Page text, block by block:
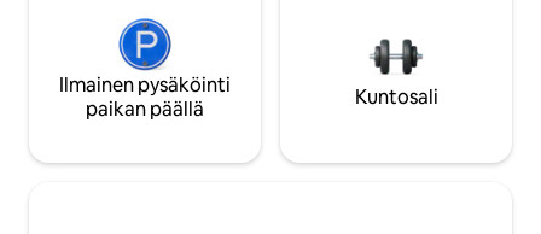
Ilmainen pysäköinti
paikan päällä
Kuntosali